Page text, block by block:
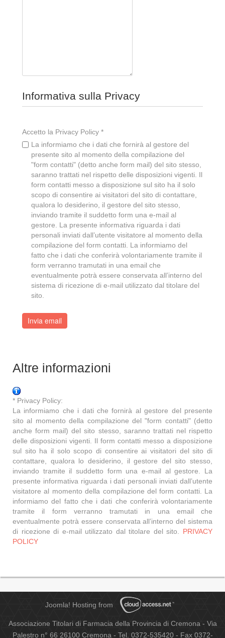
Informativa sulla Privacy
Accetto la Privacy Policy *
La informiamo che i dati che fornirà al gestore del
presente sito al momento della compilazione del
"form contatti" (detto anche form mail) del sito stesso,
saranno trattati nel rispetto delle disposizioni vigenti. Il
form contatti messo a disposizione sul sito ha il solo
scopo di consentire ai visitatori del sito di contattare,
qualora lo desiderino, il gestore del sito stesso,
inviando tramite il suddetto form una e-mail al
gestore. La presente informativa riguarda i dati
personali inviati dall’utente visitatore al momento della
compilazione del form contatti. La informiamo del
fatto che i dati che conferirà volontariamente tramite il
form verranno tramutati in una email che
eventualmente potrà essere conservata all’interno del
sistema di ricezione di e-mail utilizzato dal titolare del
sito.
Invia email
Altre informazioni
* Privacy Policy:
La informiamo che i dati che fornirà al gestore del presente
sito al momento della compilazione del "form contatti" (detto
anche form mail) del sito stesso, saranno trattati nel rispetto
delle disposizioni vigenti. Il form contatti messo a disposizione
sul sito ha il solo scopo di consentire ai visitatori del sito di
contattare, qualora lo desiderino, il gestore del sito stesso,
inviando tramite il suddetto form una e-mail al gestore. La
presente informativa riguarda i dati personali inviati dall’utente
visitatore al momento della compilazione del form contatti. La
informiamo del fatto che i dati che conferirà volontariamente
tramite il form verranno tramutati in una email che
eventualmente potrà essere conservata all’interno del sistema
di ricezione di e-mail utilizzato dal titolare del sito. PRIVACY
POLICY
Joomla! Hosting from
Associazione Titolari di Farmacia della Provincia di Cremona - Via
Palestro n° 66 26100 Cremona - Tel. 0372-535420 - Fax 0372-